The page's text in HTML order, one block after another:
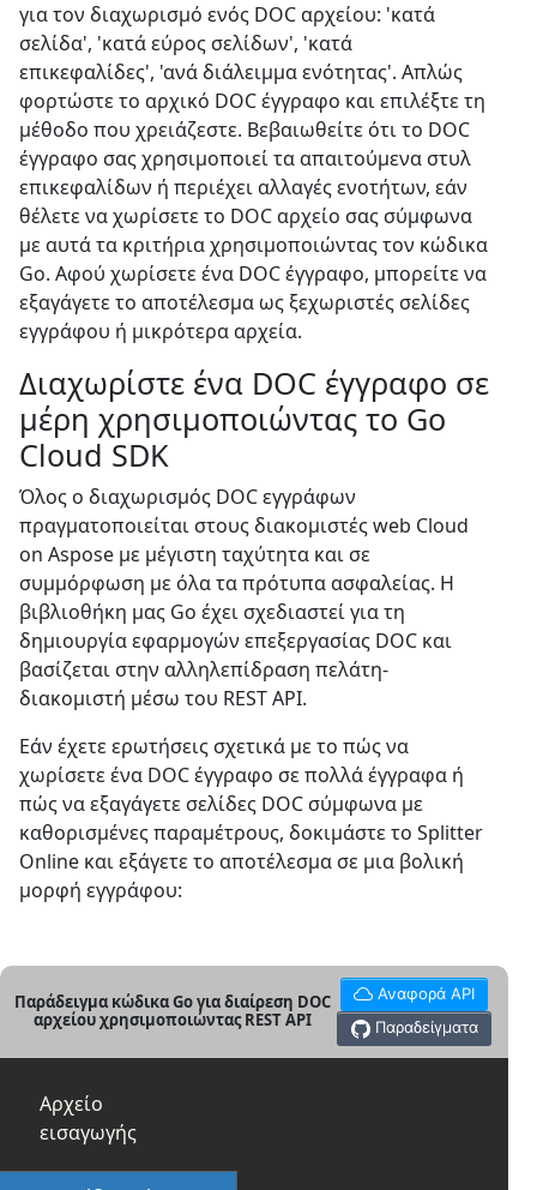
για τον διαχωρισμό ενός DOC αρχείου: 'κατά
σελίδα', 'κατά εύρος σελίδων', 'κατά
επικεφαλίδες', 'ανά διάλειμμα ενότητας'. Απλώς
φορτώστε το αρχικό DOC έγγραφο και επιλέξτε τη
μέθοδο που χρειάζεστε. Βεβαιωθείτε ότι το DOC
έγγραφο σας χρησιμοποιεί τα απαιτούμενα στυλ
επικεφαλίδων ή περιέχει αλλαγές ενοτήτων, εάν
θέλετε να χωρίσετε το DOC αρχείο σας σύμφωνα
με αυτά τα κριτήρια χρησιμοποιώντας τον κώδικα
Go. Αφού χωρίσετε ένα DOC έγγραφο, μπορείτε να
εξαγάγετε το αποτέλεσμα ως ξεχωριστές σελίδες
εγγράφου ή μικρότερα αρχεία.
Διαχωρίστε ένα DOC έγγραφο σε
μέρη χρησιμοποιώντας το Go
Cloud SDK
Όλος ο διαχωρισμός DOC εγγράφων
πραγματοποιείται στους διακομιστές web Cloud
on Aspose με μέγιστη ταχύτητα και σε
συμμόρφωση με όλα τα πρότυπα ασφαλείας. Η
βιβλιοθήκη μας Go έχει σχεδιαστεί για τη
δημιουργία εφαρμογών επεξεργασίας DOC και
βασίζεται στην αλληλεπίδραση πελάτη-
διακομιστή μέσω του REST API.
Εάν έχετε ερωτήσεις σχετικά με το πώς να
χωρίσετε ένα DOC έγγραφο σε πολλά έγγραφα ή
πώς να εξαγάγετε σελίδες DOC σύμφωνα με
καθορισμένες παραμέτρους, δοκιμάστε το Splitter
Online και εξάγετε το αποτέλεσμα σε μια βολική
μορφή εγγράφου:
Παράδειγμα κώδικα Go για διαίρεση DOC
αρχείου χρησιμοποιώντας REST API
Αναφορά API
Παραδείγματα
Αρχείο
εισαγωγής